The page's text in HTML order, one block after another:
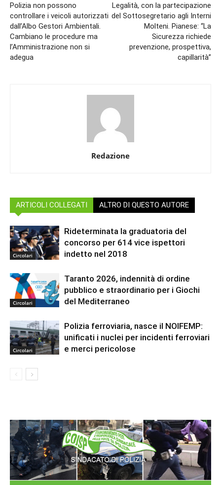
Polizia non possono
controllare i veicoli autorizzati
dall’Albo Gestori Ambientali.
Cambiano le procedure ma
l’Amministrazione non si
adegua
Legalità, con la partecipazione
del Sottosegretario agli Interni
Molteni. Pianese: “La
Sicurezza richiede
prevenzione, prospettiva,
capillarità”
Redazione
ARTICOLI COLLEGATI ALTRO DI QUESTO AUTORE
Circolari
Rideterminata la graduatoria del
concorso per 614 vice ispettori
indetto nel 2018
Circolari
Taranto 2026, indennità di ordine
pubblico e straordinario per i Giochi
del Mediterraneo
Circolari
Polizia ferroviaria, nasce il NOIFEMP:
unificati i nuclei per incidenti ferroviari
e merci pericolose